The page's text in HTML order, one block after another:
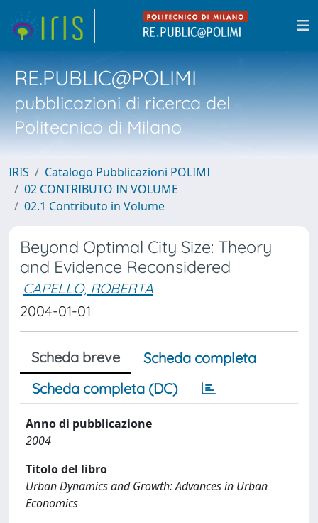
RE.PUBLIC@POLIMI
pubblicazioni di ricerca del
Politecnico di Milano
IRIS
Catalogo Pubblicazioni POLIMI
02 CONTRIBUTO IN VOLUME
02.1 Contributo in Volume
Beyond Optimal City Size: Theory
and Evidence Reconsidered
CAPELLO, ROBERTA
2004-01-01
Scheda breve
Scheda completa
Scheda completa (DC)
Anno di pubblicazione
2004
Titolo del libro
Urban Dynamics and Growth: Advances in Urban
Economics